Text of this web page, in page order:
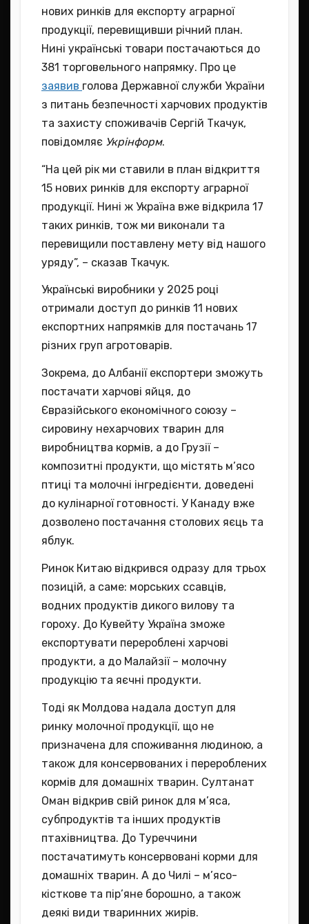
нових ринків для експорту аграрної
продукції, перевищивши річний план.
Нині українські товари постачаються до
381 торговельного напрямку. Про це
заявив голова Державної служби України
з питань безпечності харчових продуктів
та захисту споживачів Сергій Ткачук,
повідомляє Укрінформ.
“На цей рік ми ставили в план відкриття
15 нових ринків для експорту аграрної
продукції. Нині ж Україна вже відкрила 17
таких ринків, тож ми виконали та
перевищили поставлену мету від нашого
уряду”, – сказав Ткачук.
Українські виробники у 2025 році
отримали доступ до ринків 11 нових
експортних напрямків для постачань 17
різних груп агротоварів.
Зокрема, до Албанії експортери зможуть
постачати харчові яйця, до
Євразійського економічного союзу –
сировину нехарчових тварин для
виробництва кормів, а до Грузії –
композитні продукти, що містять м’ясо
птиці та молочні інгредієнти, доведені
до кулінарної готовності. У Канаду вже
дозволено постачання столових яєць та
яблук.
Ринок Китаю відкрився одразу для трьох
позицій, а саме: морських ссавців,
водних продуктів дикого вилову та
гороху. До Кувейту Україна зможе
експортувати перероблені харчові
продукти, а до Малайзії – молочну
продукцію та яєчні продукти.
Тоді як Молдова надала доступ для
ринку молочної продукції, що не
призначена для споживання людиною, а
також для консервованих і перероблених
кормів для домашніх тварин. Султанат
Оман відкрив свій ринок для м’яса,
субпродуктів та інших продуктів
птахівництва. До Туреччини
постачатимуть консервовані корми для
домашніх тварин. А до Чилі – м’ясо-
кісткове та пір’яне борошно, а також
деякі види тваринних жирів.